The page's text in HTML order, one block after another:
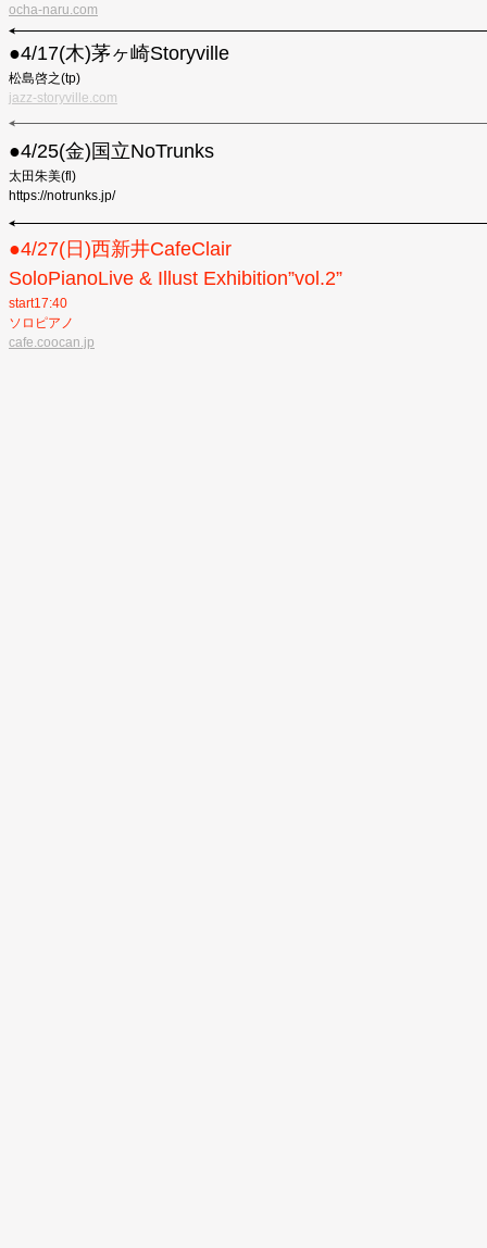
ocha-naru.com
●4/17(木)茅ヶ崎Storyville
松島啓之(tp)
jazz-storyville.com
●4/25(金)国立NoTrunks
太田朱美(fl)
https://notrunks.jp/
●︎4/27(日)西新井CafeClair
SoloPianoLive & Illust Exhibition”vol.2”
start17:40
ソロピアノ
cafe.coocan.jp